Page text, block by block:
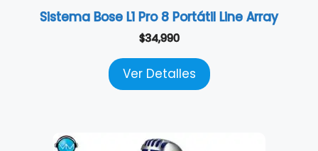
Sistema Bose L1 Pro 8 Portátil Line Array
$34,990
Ver Detalles